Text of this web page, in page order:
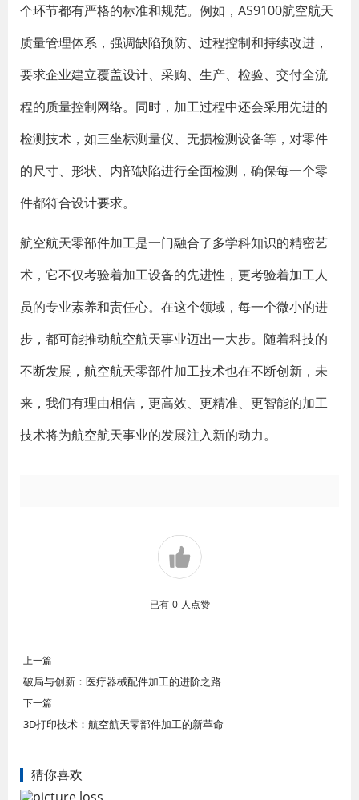
个环节都有严格的标准和规范。例如，AS9100航空航天
质量管理体系，强调缺陷预防、过程控制和持续改进，
要求企业建立覆盖设计、采购、生产、检验、交付全流
程的质量控制网络。同时，加工过程中还会采用先进的
检测技术，如三坐标测量仪、无损检测设备等，对零件
的尺寸、形状、内部缺陷进行全面检测，确保每一个零
件都符合设计要求。
航空航天零部件加工是一门融合了多学科知识的精密艺
术，它不仅考验着加工设备的先进性，更考验着加工人
员的专业素养和责任心。在这个领域，每一个微小的进
步，都可能推动航空航天事业迈出一大步。随着科技的
不断发展，航空航天零部件加工技术也在不断创新，未
来，我们有理由相信，更高效、更精准、更智能的加工
技术将为航空航天事业的发展注入新的动力。
已有 0 人点赞
上一篇
破局与创新：医疗器械配件加工的进阶之路
下一篇
3D打印技术：航空航天零部件加工的新革命
猜你喜欢